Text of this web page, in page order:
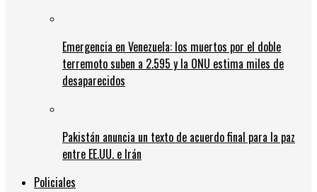
Emergencia en Venezuela: los muertos por el doble
terremoto suben a 2.595 y la ONU estima miles de
desaparecidos
Pakistán anuncia un texto de acuerdo final para la paz
entre EE.UU. e Irán
Policiales